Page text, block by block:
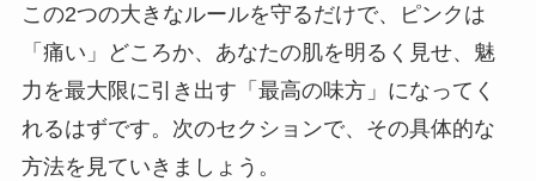
この2つの大きなルールを守るだけで、ピンクは
「痛い」どころか、あなたの肌を明るく見せ、魅
力を最大限に引き出す「最高の味方」になってく
れるはずです。次のセクションで、その具体的な
方法を見ていきましょう。